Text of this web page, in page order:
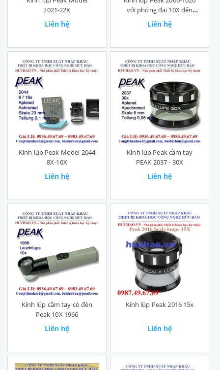
2021-22X
Liên hệ
với phóng đại 10X đến
20X
Liên hệ
Kính lúp Peak Model 2044
8X-16X
Liên hệ
Kính lúp Peak cầm tay
PEAK 2037 - 30X
Liên hệ
Kính lúp cầm tay có đèn
Peak 10X 1966
Liên hệ
Kính lúp Peak 2016 15x
Liên hệ